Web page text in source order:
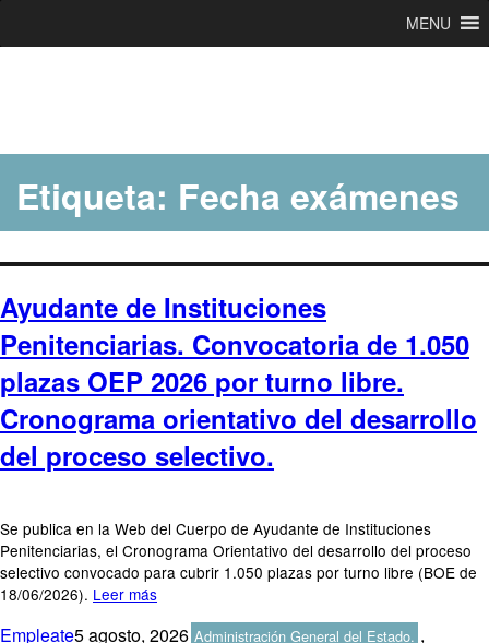
contenido
MENU
Etiqueta: Fecha exámenes
Ayudante de Instituciones
Penitenciarias. Convocatoria de 1.050
plazas OEP 2026 por turno libre.
Cronograma orientativo del desarrollo
del proceso selectivo.
Se publica en la Web del Cuerpo de Ayudante de Instituciones
Penitenciarias, el Cronograma Orientativo del desarrollo del proceso
selectivo convocado para cubrir 1.050 plazas por turno libre (BOE de
18/06/2026). Leer más
Autor
EmpleatePublicado
5 agosto, 2026Categorías
Administración General del Estado. ,